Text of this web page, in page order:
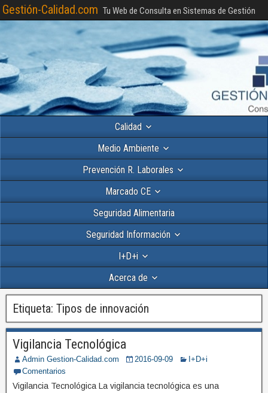
Gestión-Calidad.com Tu Web de Consulta en Sistemas de Gestión
Calidad
Medio Ambiente
Prevención R. Laborales
Marcado CE
Seguridad Alimentaria
Seguridad Información
I+D+i
Acerca de
Etiqueta: Tipos de innovación
Vigilancia Tecnológica
Admin Gestion-Calidad.com 2016-09-09
I+D+i
Comentarios
Vigilancia Tecnológica La vigilancia tecnológica es una